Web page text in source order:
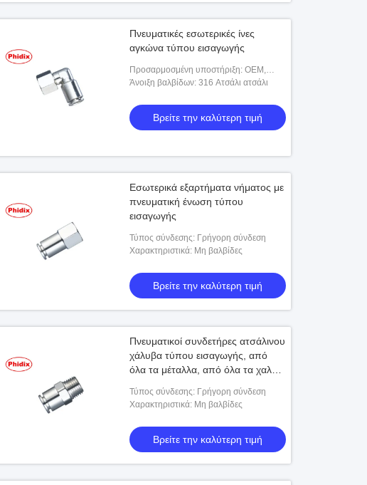
Πνευματικές εσωτερικές ίνες
αγκώνα τύπου εισαγωγής
Προσαρμοσμένη υποστήριξη: OEM,
ODM
Άνοιξη βαλβίδων: 316 Ατσάλι ατσάλι
Βρείτε την καλύτερη τιμή
Εσωτερικά εξαρτήματα νήματος με
πνευματική ένωση τύπου
εισαγωγής
Τύπος σύνδεσης: Γρήγορη σύνδεση
Χαρακτηριστικά: Μη βαλβίδες
Βρείτε την καλύτερη τιμή
Πνευματικοί συνδετήρες ατσάλινου
χάλυβα τύπου εισαγωγής, από
όλα τα μέταλλα, από όλα τα χαλκό,
Τύπος σύνδεσης: Γρήγορη σύνδεση
Χαρακτηριστικά: Μη βαλβίδες
Βρείτε την καλύτερη τιμή